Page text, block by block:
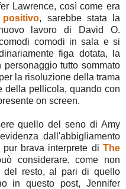
Lawrence, così come era
positivo, sarebbe stata la
lavoro di David O.
comodi in sala e si
figadotata, la
tutto sommato
la risoluzione della trama
della pellicola, quando con
on screen.
quello del seno di Amy
dall'abbigliamento
brava interprete di The
considerare, come non
del resto, al pari di quello
in questo post, Jennifer